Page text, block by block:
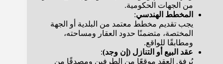
من الجهات الحكومية.
المخطط الهندسي:
يجب تقديم مخطط معتمد من البلدية أو الجهة
المختصة، متضمنًا حدود العقار ومساحته،
ومطابقًا للواقع.
عقد البيع أو التنازل (إن وجد):
يُرفق العقد موقعًا من الطرفين ومصدقًا من